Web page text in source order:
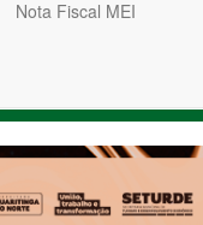
Nota Fiscal MEI